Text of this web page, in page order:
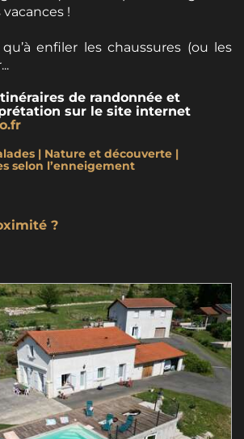
!
enfiler les chaussures (ou les
de randonnée et
sur le site internet
| Nature et découverte |
selon l’enneigement
?